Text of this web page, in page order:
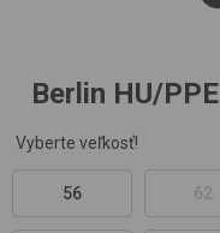
Berlin HU/PPE
Vyberte veľkosť!
56 62